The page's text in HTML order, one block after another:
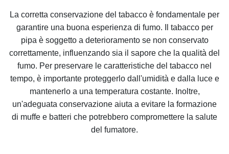
La corretta conservazione del tabacco è fondamentale per
garantire una buona esperienza di fumo. Il tabacco per
pipa è soggetto a deterioramento se non conservato
correttamente, influenzando sia il sapore che la qualità del
fumo. Per preservare le caratteristiche del tabacco nel
tempo, è importante proteggerlo dall'umidità e dalla luce e
mantenerlo a una temperatura costante. Inoltre,
un'adeguata conservazione aiuta a evitare la formazione
di muffe e batteri che potrebbero compromettere la salute
del fumatore.